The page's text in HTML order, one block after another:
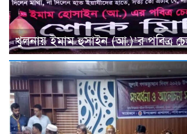
খুলনায় ইমাম হুসাইন (আ.)’র পবিত্র